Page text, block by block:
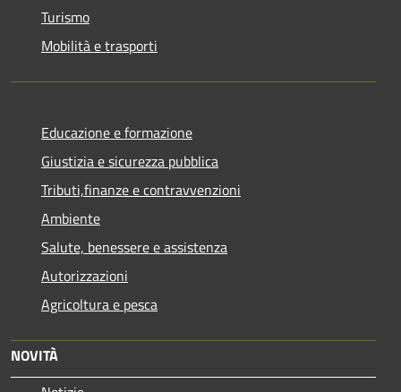
Turismo
Mobilità e trasporti
Educazione e formazione
Giustizia e sicurezza pubblica
Tributi,finanze e contravvenzioni
Ambiente
Salute, benessere e assistenza
Autorizzazioni
Agricoltura e pesca
NOVITÀ